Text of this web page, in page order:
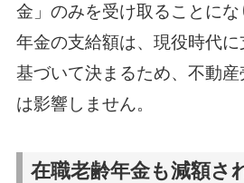
金」のみを受け取ることにな
年金の支給額は、現役時代
基づいて決まるため、不動
は影響しません。
在職老齢年金も減額さ